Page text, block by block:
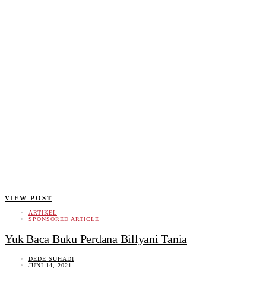
VIEW POST
ARTIKEL
SPONSORED ARTICLE
Yuk Baca Buku Perdana Billyani Tania
DEDE SUHADI
JUNI 14, 2021